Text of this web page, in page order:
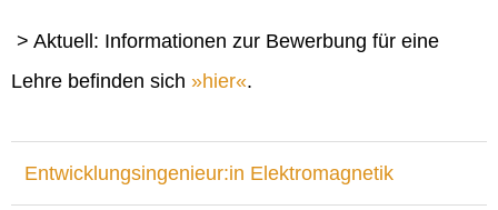
> Aktuell: Informationen zur Bewerbung für eine
Lehre befinden sich
hier .
Entwicklungsingenieur:in Elektromagnetik